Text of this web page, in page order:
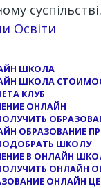
суспільстві.
Освіти
ШКОЛА
ШКОЛА
КЛУБ
ОНЛАЙН
ОБРАЗОВАНИЕ
ШКОЛУ
В ОНЛАЙН
ОНЛАЙН
ОНЛАЙН